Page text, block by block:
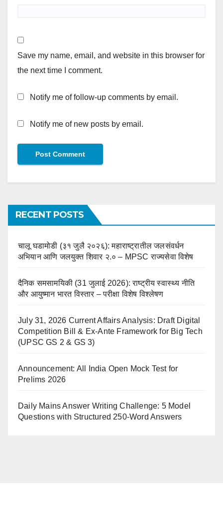
Save my name, email, and website in this browser for
the next time I comment.
Notify me of follow-up comments by email.
Notify me of new posts by email.
RECENT POSTS
चालू घडामोडी (३१ जुलै २०२६): महाराष्ट्रातील जलसंवर्धन
अभियान आणि जलयुक्त शिवार २.० – MPSC राज्यसेवा विशेष
दैनिक समसामयिकी (31 जुलाई 2026): राष्ट्रीय स्वास्थ्य नीति
और आयुष्मान भारत विस्तार – परीक्षा विशेष विश्लेषण
July 31, 2026 Current Affairs Analysis: Draft Digital
Competition Bill & Ex-Ante Framework for Big Tech
(UPSC GS 2 & GS 3)
Announcement: All India Open Mock Test for
Prelims 2026
Daily Mains Answer Writing Challenge: 5 Model
Questions with Structured 250-Word Answers